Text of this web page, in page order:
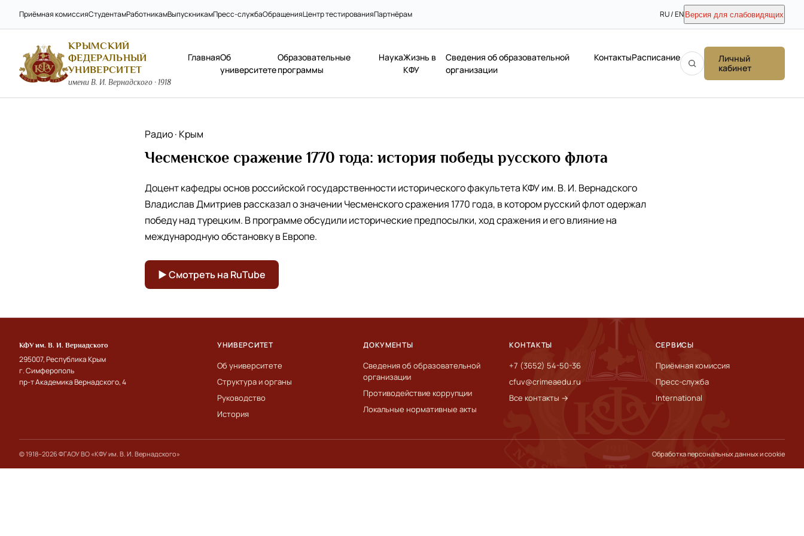
Приёмная комиссияСтудентамРаботникамВыпускникамПресс-службаОбращенияЦентр тестированияПартнёрам RU / EN Версия для слабовидящих
КРЫМСКИЙ
ФЕДЕРАЛЬНЫЙ
УНИВЕРСИТЕТ
имени В. И. Вернадского · 1918
ГлавнаяОб
университете
Образовательные
программы
НаукаЖизнь в
КФУ
Сведения об образовательной
организации
КонтактыРасписание
Личный
кабинет
Радио · Крым
Чесменское сражение 1770 года: история победы русского флота
Доцент кафедры основ российской государственности исторического факультета КФУ им. В. И. Вернадского
Владислав Дмитриев рассказал о значении Чесменского сражения 1770 года, в котором русский флот одержал
победу над турецким. В программе обсудили исторические предпосылки, ход сражения и его влияние на
международную обстановку в Европе.
▶ Смотреть на RuTube
КФУ им. В. И. Вернадского
295007, Республика Крым
г. Симферополь
пр-т Академика Вернадского, 4
УНИВЕРСИТЕТ
Об университете
Структура и органы
Руководство
История
ДОКУМЕНТЫ
Сведения об образовательной
организации
Противодействие коррупции
Локальные нормативные акты
КОНТАКТЫ
+7 (3652) 54-50-36
cfuv@crimeaedu.ru
Все контакты →
СЕРВИСЫ
Приёмная комиссия
Пресс-служба
International
© 1918–2026 ФГАОУ ВО «КФУ им. В. И. Вернадского» Обработка персональных данных и cookie